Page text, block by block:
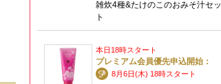
雑炊4種&たけのこのおみそ汁セッ
ト
本日18時スタート
プレミアム会員優先申込開始：
8月6日(木) 18時スタート